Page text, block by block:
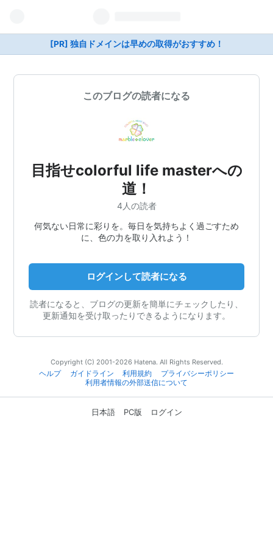
[PR] 独自ドメインは早めの取得がおすすめ！
このブログの読者になる
目指せcolorful life masterへの
道！
4人の読者
何気ない日常に彩りを。毎日を気持ちよく過ごすため
に、色の力を取り入れよう！
ログインして読者になる
読者になると、ブログの更新を簡単にチェックしたり、
更新通知を受け取ったりできるようになります。
Copyright (C) 2001-2026 Hatena. All Rights Reserved.
ヘルプ
ガイドライン 利用規約
プライバシーポリシー
利用者情報の外部送信について
日本語 PC版 ログイン